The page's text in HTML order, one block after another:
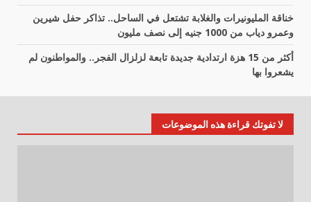
خناقة المليونيرات والغلابة تشتعل في الساحل.. تذاكر حفل شيرين
وعمرو دياب من 1000 جنيه إلى نصف مليون
أكثر من 15 هزة ارتدادية جديدة تابعة لزلزال الفجر.. والمواطنون لم
يشعروا بها
لا تفوتك قراءة هذه الموضوعات